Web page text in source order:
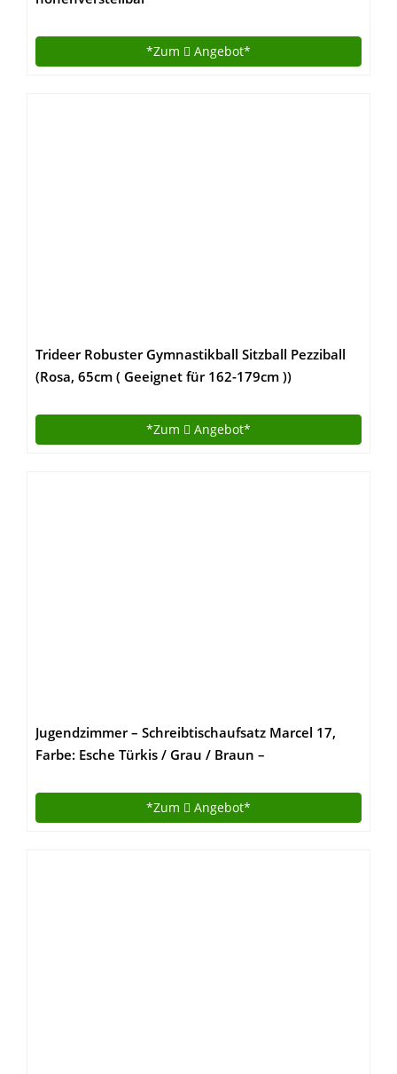
*Zum Angebot*
Trideer Robuster Gymnastikball Sitzball Pezziball
(Rosa, 65cm ( Geeignet für 162-179cm ))
*Zum Angebot*
Jugendzimmer – Schreibtischaufsatz Marcel 17,
Farbe: Esche Türkis / Grau / Braun –
*Zum Angebot*